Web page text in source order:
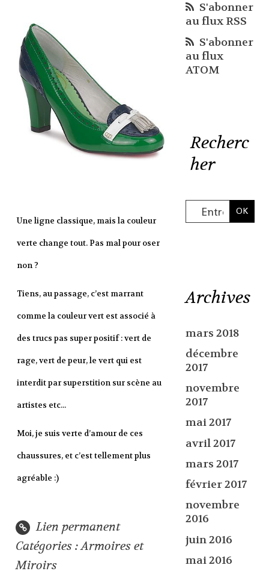
Une ligne classique, mais la couleur
verte change tout. Pas mal pour oser
non ?
Tiens, au passage, c’est marrant
comme la couleur vert est associé à
des trucs pas super positif : vert de
rage, vert de peur, le vert qui est
interdit par superstition sur scène au
artistes etc...
Moi, je suis verte d’amour de ces
chaussures, et c’est tellement plus
agréable :)
Lien permanent
Catégories :Armoires et
Miroirs
S'abonner
au flux RSS
S'abonner
au flux
ATOM
Recherc
her
Archives
mars 2018
décembre
2017
novembre
2017
mai 2017
avril 2017
mars 2017
février 2017
novembre
2016
juin 2016
mai 2016